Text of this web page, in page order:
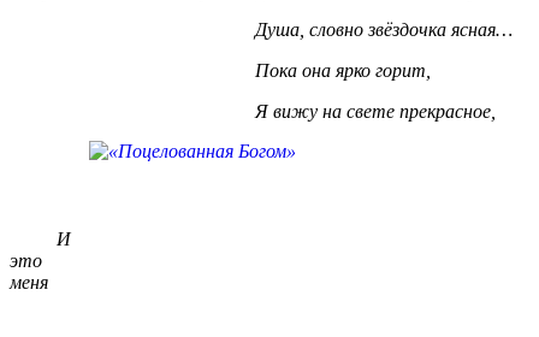
Душа, словно звёздочка ясная…
Пока она ярко горит,
Я вижу на свете прекрасное,
И
это
меня